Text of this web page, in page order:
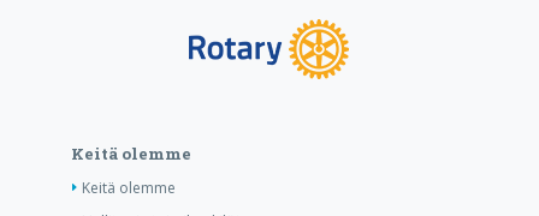
Keitä olemme
Keitä olemme